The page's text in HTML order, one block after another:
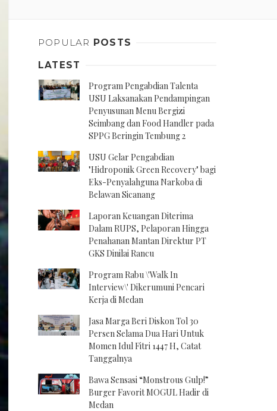
POPULAR POSTS
LATEST
Program Pengabdian Talenta
USU Laksanakan Pendampingan
Penyusunan Menu Bergizi
Seimbang dan Food Handler pada
SPPG Beringin Tembung 2
USU Gelar Pengabdian
"Hidroponik Green Recovery" bagi
Eks-Penyalahguna Narkoba di
Belawan Sicanang
Laporan Keuangan Diterima
Dalam RUPS, Pelaporan Hingga
Penahanan Mantan Direktur PT
GKS Dinilai Rancu
Program Rabu \'Walk In
Interview\' Dikerumuni Pencari
Kerja di Medan
Jasa Marga Beri Diskon Tol 30
Persen Selama Dua Hari Untuk
Momen Idul Fitri 1447 H, Catat
Tanggalnya
Bawa Sensasi “Monstrous Gulp!”
Burger Favorit MOGUL Hadir di
Medan